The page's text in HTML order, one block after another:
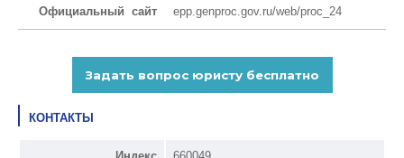
Официальный сайт epp.genproc.gov.ru/web/proc_24
КОНТАКТЫ